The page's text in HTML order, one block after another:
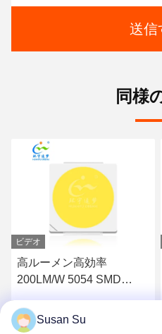
送信
同様
ビデオ
高ルーメン高効率
200LM/W 5054 SMD
プ
Susan Su